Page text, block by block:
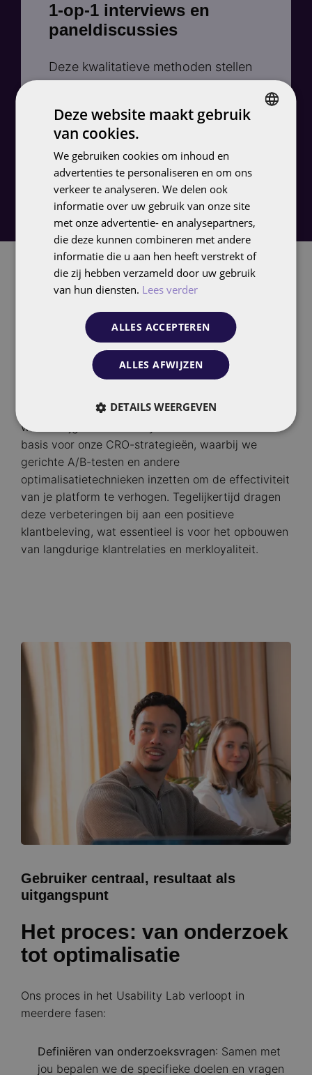
1-op-1 interviews en
paneldiscussies
Deze kwalitatieve methoden stellen
feedback en meningen van
gebruikers te verzamelen over hun
De synergie tussen Usability
Lab, CRO en CX bij Follo
Bij Follo geloven we in een geïntegreerde aanpak
waarbij het Usability Lab, Conversie Ratio
nauw met elkaar verbonden zijn. De inzichten die
we verkrijgen uit usability-onderzoek vormen de
basis voor onze CRO-strategieën, waarbij we
gerichte A/B-testen en andere
optimalisatietechnieken inzetten om de effectiviteit
van je platform te verhogen. Tegelijkertijd dragen
deze verbeteringen bij aan een positieve
klantbeleving, wat essentieel is voor het opbouwen
van langdurige klantrelaties en merkloyaliteit.
Gebruiker centraal, resultaat als
uitgangspunt
Het proces: van onderzoek
tot optimalisatie
Ons proces in het Usability Lab verloopt in
meerdere fasen:
Definiëren van onderzoeksvragen: Samen met
jou bepalen we de specifieke doelen en vragen
Deze website maakt gebruik
van cookies.
We gebruiken cookies om inhoud en
advertenties te personaliseren en om ons
verkeer te analyseren. We delen ook
informatie over uw gebruik van onze site
met onze advertentie- en analysepartners,
die deze kunnen combineren met andere
informatie die u aan hen heeft verstrekt of
die zij hebben verzameld door uw gebruik
van hun diensten. Lees verder
ALLES ACCEPTEREN
ALLES AFWIJZEN
DETAILS WEERGEVEN